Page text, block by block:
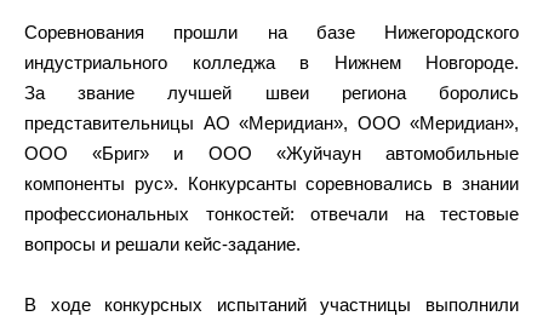
Соревнования прошли на базе Нижегородского
индустриального колледжа в Нижнем Новгороде.
За звание лучшей швеи региона боролись
представительницы АО «Меридиан», ООО «Меридиан»,
ООО «Бриг» и ООО «Жуйчаун автомобильные
компоненты рус». Конкурсанты соревновались в знании
профессиональных тонкостей: отвечали на тестовые
вопросы и решали кейс-задание.
В ходе конкурсных испытаний участницы выполнили